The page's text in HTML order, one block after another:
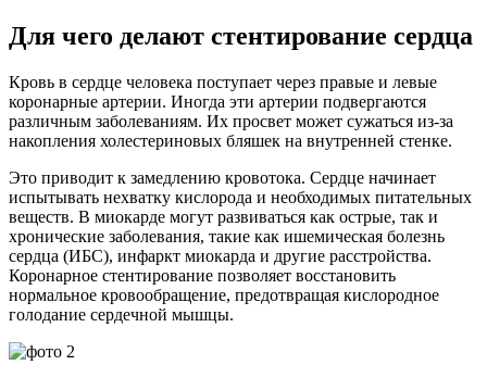
Для чего делают стентирование сердца
Кровь в сердце человека поступает через правые и левые
коронарные артерии. Иногда эти артерии подвергаются
различным заболеваниям. Их просвет может сужаться из-за
накопления холестериновых бляшек на внутренней стенке.
Это приводит к замедлению кровотока. Сердце начинает
испытывать нехватку кислорода и необходимых питательных
веществ. В миокарде могут развиваться как острые, так и
хронические заболевания, такие как ишемическая болезнь
сердца (ИБС), инфаркт миокарда и другие расстройства.
Коронарное стентирование позволяет восстановить
нормальное кровообращение, предотвращая кислородное
голодание сердечной мышцы.